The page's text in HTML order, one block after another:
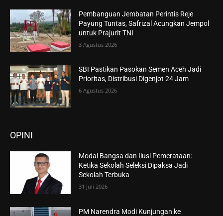
Pembanguan Jembatan Perintis Reje
Payung Tuntas, Safrizal Acungkan Jempol
untuk Prajurit TNI
3 Agustus 2026
SBI Pastikan Pasokan Semen Aceh Jadi
Prioritas, Distribusi Digenjot 24 Jam
6 Agustus 2026
OPINI
Modal Bangsa dan Ilusi Pemerataan:
Ketika Sekolah Seleksi Dipaksa Jadi
Sekolah Terbuka
31 Juli 2026
PM Narendra Modi Kunjungan ke